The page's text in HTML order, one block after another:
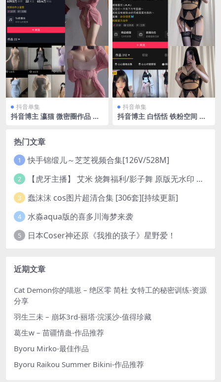
抖音单集
抖音博主 瀛猫 微密圈作品 N
抖音单集
抖音博主 白恬恬 铁粉空间 N
热门文章
1 快手锦缎儿～芝芝视频合集[126V/528M]
2 【虎牙主播】 艾米 烧舞福利/影子舞 原版无水印 （1v/130m）
3 蠢沫沫 cos图片超清合集 [306套][持续更新]
4 水淼aqua版的喜多川海梦来袭
5 日本Coser神还原《我推的孩子》星野爱！
近期文章
Cat Demon你的喵崽 – 绝区零 简杜 女特工的秘密训练-资源
分享
羽生三未 – 崩坏3rd-丽塔·浣溪沙-值得珍藏
葛生w – 苗疆情蛊-作品推荐
Byoru Mirko-最佳作品
Byoru Raikou Summer Bikini-作品推荐